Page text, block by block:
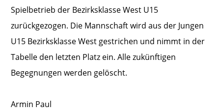
Spielbetrieb der Bezirksklasse West U15
zurückgezogen. Die Mannschaft wird aus der Jungen
U15 Bezirksklasse West gestrichen und nimmt in der
Tabelle den letzten Platz ein. Alle zukünftigen
Begegnungen werden gelöscht.
Armin Paul